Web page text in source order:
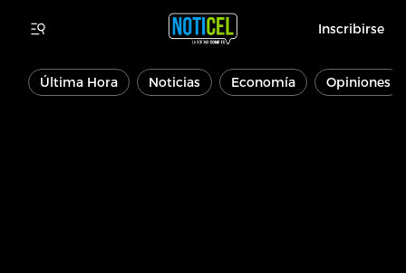
Inscribirse
Última Hora Noticias Economía Opiniones